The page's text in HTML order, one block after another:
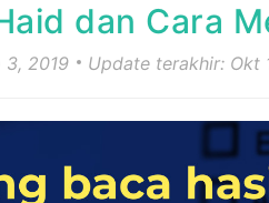
dan Cara
3, 2019 Update terakhir: Okt